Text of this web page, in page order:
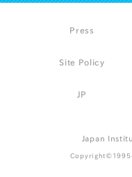
Press
Site Policy
JP
Japan